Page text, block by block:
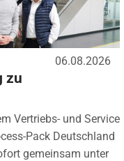
06.08.2026
zu
Vertriebs- und Service
Pack Deutschland
gemeinsam unter